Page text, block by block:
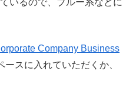
いるので、ブルー系などに
Company Business
ースに入れていただくか、